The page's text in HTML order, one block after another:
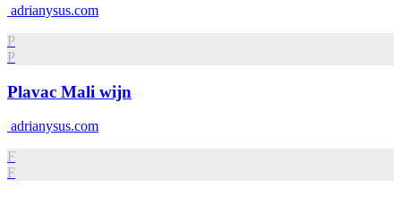
adrianysus.com
P
P
Plavac Mali wijn
adrianysus.com
F
F